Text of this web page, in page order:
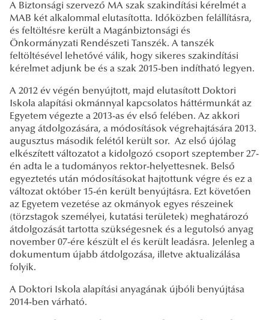
A Biztonsági szervező MA szak szakindítási kérelmét a
MAB két alkalommal elutasította. Időközben felállításra,
és feltöltésre került a Magánbiztonsági és
Önkormányzati Rendészeti Tanszék. A tanszék
feltöltésével lehetővé válik, hogy sikeres szakindítási
kérelmet adjunk be és a szak 2015-ben indítható legyen.
A 2012 év végén benyújtott, majd elutasított Doktori
Iskola alapítási okmánnyal kapcsolatos háttérmunkát az
Egyetem végezte a 2013-as év első felében. Az akkori
anyag átdolgozására, a módosítások végrehajtására 2013.
augusztus második felétől került sor. Az első újólag
elkészített változatot a kidolgozó csoport szeptember 27-
én adta le a tudományos rektor-helyettesnek. Belső
egyeztetés után módosításokat hajtottunk végre és ez a
változat október 15-én került benyújtásra. Ezt követően
az Egyetem vezetése az okmányok egyes részeinek
(törzstagok személyei, kutatási területek) meghatározó
átdolgozását tartotta szükségesnek és a legutolsó anyag
november 07-ére készült el és került leadásra. Jelenleg a
dokumentum újabb átdolgozása, illetve aktualizálása
folyik.
A Doktori Iskola alapítási anyagának újbóli benyújtása
2014-ben várható.